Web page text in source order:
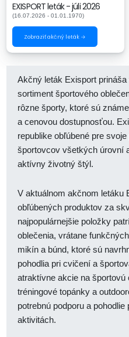
EXISPORT leták - júli 2026
(16.07.2026 - 01.01.1970)
Zobraziť akčný leták →
Akčný leták Exisport
sortiment športového
rôzne športy, ktoré sú
a cenovou dostupnosťou.
republike obľúbené pre
športovcov všetkých úrovní
aktívny životný štýl.
V aktuálnom akčnom letáku
obľúbených produktov za
najpopulárnejšie položky
oblečenia, vrátane
mikín a búnd, ktoré sú
pohodlia pri cvičení a
atraktívne akcie na športovú
tréningové topánky a
potrebnú podporu a
aktivitách.